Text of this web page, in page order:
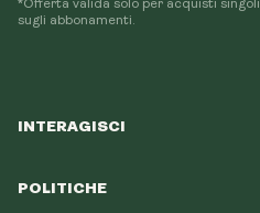
INTERAGISCI
POLITICHE
*Offerta valida solo per acquisti
sugli abbonamenti.